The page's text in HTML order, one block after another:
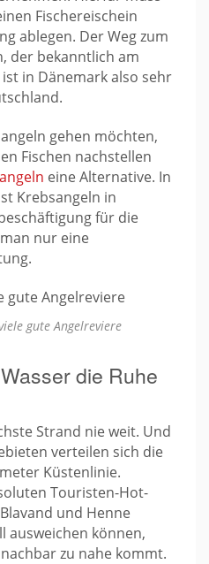
Fischereischein
ablegen. Der Weg zum
der bekanntlich am
in Dänemark also sehr
gehen möchten,
Fischen nachstellen
eine Alternative. In
Krebsangeln in
für die
nur eine
gute Angelreviere
die Ruhe
Strand nie weit. Und
verteilen sich die
Küstenlinie.
Touristen-Hot-
und Henne
ausweichen können,
zu nahe kommt.